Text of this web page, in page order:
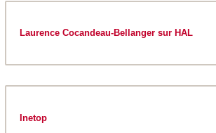
Laurence Cocandeau-Bellanger sur HAL
Inetop